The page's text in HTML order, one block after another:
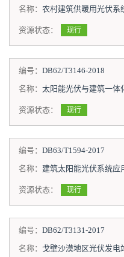
名称： 农村建筑供暖用光伏系
资源状态： 现行
编号： DB62/T3146-2018
名称： 太阳能光伏与建筑一体
资源状态： 现行
编号： DB63/T1594-2017
名称： 建筑太阳能光伏系统应
资源状态： 现行
编号： DB62/T3131-2017
名称： 戈壁沙漠地区光伏发电